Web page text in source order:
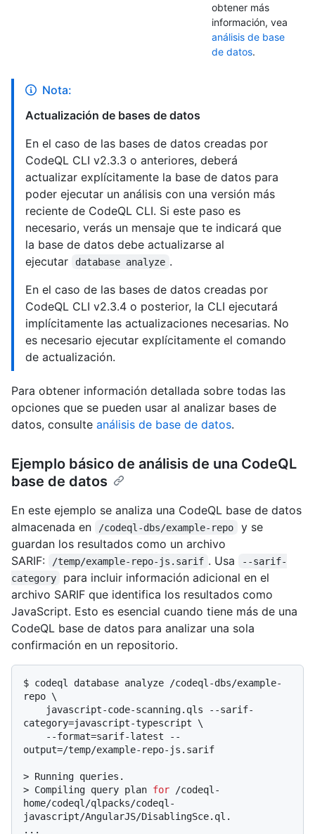
obtener más
información, vea
análisis de base
de datos.
Nota:
Actualización de bases de datos
En el caso de las bases de datos creadas por
CodeQL CLI v2.3.3 o anteriores, deberá
actualizar explícitamente la base de datos para
poder ejecutar un análisis con una versión más
reciente de CodeQL CLI. Si este paso es
necesario, verás un mensaje que te indicará que
la base de datos debe actualizarse al
ejecutar
database analyze .
En el caso de las bases de datos creadas por
CodeQL CLI v2.3.4 o posterior, la CLI ejecutará
implícitamente las actualizaciones necesarias. No
es necesario ejecutar explícitamente el comando
de actualización.
Para obtener información detallada sobre todas las
opciones que se pueden usar al analizar bases de
datos, consulte análisis de base de datos.
Ejemplo básico de análisis de una CodeQL
base de datos
En este ejemplo se analiza una CodeQL base de datos
almacenada en
/codeql-dbs/example-repo
y se
guardan los resultados como un archivo
SARIF:
/temp/example-repo-js.sarif . Usa
--sarif-
category
para incluir información adicional en el
archivo SARIF que identifica los resultados como
JavaScript. Esto es esencial cuando tiene más de una
CodeQL base de datos para analizar una sola
confirmación en un repositorio.
$ codeql database analyze /codeql-dbs/example-
repo \
category=javascript-typescript \
output=/temp/example-repo-js.sarif
> Running queries.
> Compiling query plan for /codeql-
home/codeql/qlpacks/codeql-
javascript/AngularJS/DisablingSce.ql.